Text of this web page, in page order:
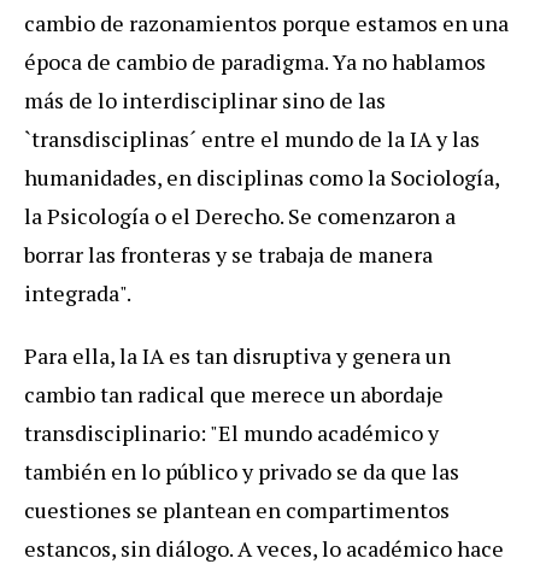
cambio de razonamientos porque estamos en una
época de cambio de paradigma. Ya no hablamos
más de lo interdisciplinar sino de las
`transdisciplinas´ entre el mundo de la IA y las
humanidades, en disciplinas como la Sociología,
la Psicología o el Derecho. Se comenzaron a
borrar las fronteras y se trabaja de manera
integrada".
Para ella, la IA es tan disruptiva y genera un
cambio tan radical que merece un abordaje
transdisciplinario: "El mundo académico y
también en lo público y privado se da que las
cuestiones se plantean en compartimentos
estancos, sin diálogo. A veces, lo académico hace